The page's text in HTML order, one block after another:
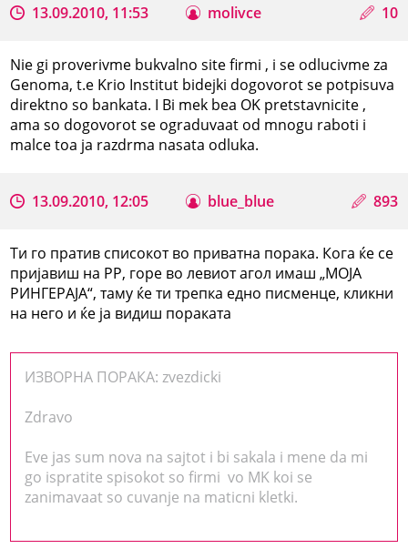
13.09.2010, 11:53 molivce 10
Nie gi proverivme bukvalno site firmi , i se odlucivme za
Genoma, t.e Krio Institut bidejki dogovorot se potpisuva
direktno so bankata. I Bi mek bea OK pretstavnicite ,
ama so dogovorot se ograduvaat od mnogu raboti i
malce toa ja razdrma nasata odluka.
13.09.2010, 12:05 blue_blue 893
Ти го пратив списокот во приватна порака. Кога ќе се
пријавиш на РР, горе во левиот агол имаш „МОЈА
РИНГЕРАЈА“, таму ќе ти трепка едно писменце, кликни
на него и ќе ја видиш пораката
ИЗВОРНА ПОРАКА: zvezdicki
Zdravo
Eve jas sum nova na sajtot i bi sakala i mene da mi
go ispratite spisokot so firmi vo MK koi se
zanimavaat so cuvanje na maticni kletki.